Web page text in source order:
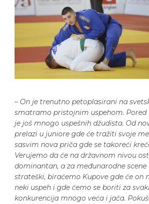
– On je trenutno petoplasirani na
smatramo pristojnim uspehom. Pored
je još mnogo uspešnih džudista. Od
prelazi u juniore gde će tražiti svoje
sasvim nova priča gde se takoreći
Verujemo da će na državnom nivou
dominantan, a za međunarodne
strateški, biraćemo Kupove gde će on
neki uspeh i gde ćemo se boriti za
konkurencija mnogo veća i jača.